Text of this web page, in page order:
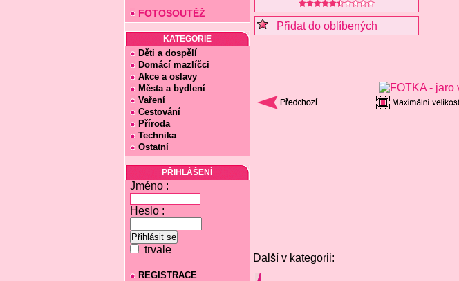
FOTOSOUTĚŽ
KATEGORIE
Děti a dospělí
Domácí mazlíčci
Akce a oslavy
Města a bydlení
Vaření
Cestování
Příroda
Technika
Ostatní
PŘIHLÁŠENÍ
Jméno :
Heslo :
trvale
REGISTRACE
Přidat do oblíbených
Další v kategorii: